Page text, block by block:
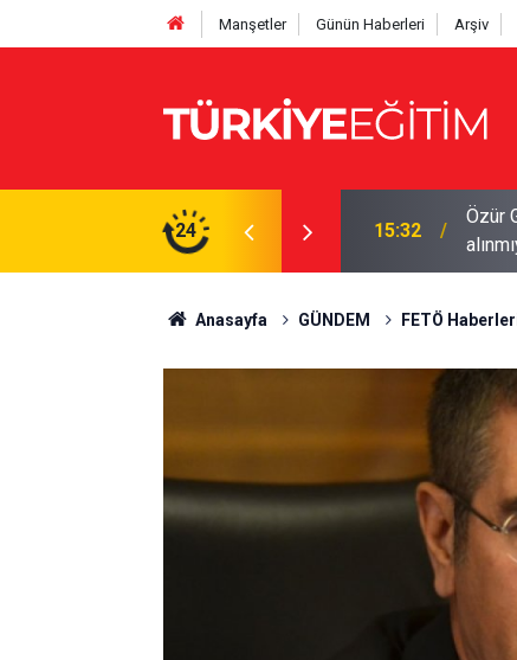
Manşetler Günün Haberleri Arşiv
24
kontrol edin! Onaysız tercih işleme
15:29
Anasayfa GÜNDEM FETÖ